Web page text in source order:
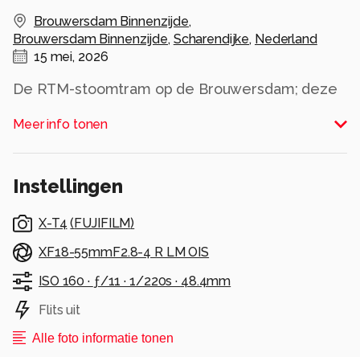
Brouwersdam Binnenzijde,
Brouwersdam Binnenzijde, Scharendijke, Nederland
15 mei, 2026
De RTM-stoomtram op de Brouwersdam; deze
Meer info tonen
Instellingen
X-T4 ( FUJIFILM)
XF18-55mmF2.8-4 R LM OIS
ISO 160 · ƒ/11 · 1/220s · 48.4mm
Flits uit
Alle foto informatie tonen